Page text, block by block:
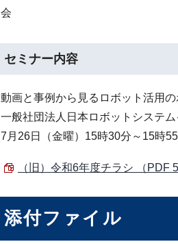
会
セミナー内容
動画と事例から見るロボット活用の
一般社団法人日本ロボットシス
7月26日（金曜）15時30分～15時
（旧）令和6年度チラシ （PDF
添付ファイル